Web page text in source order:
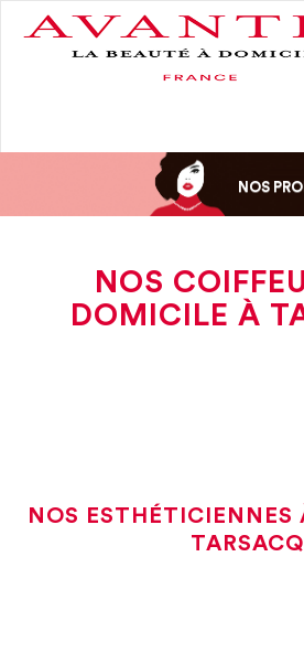
NOS
NOS
DOMICILE À
NOS
TARSACQ